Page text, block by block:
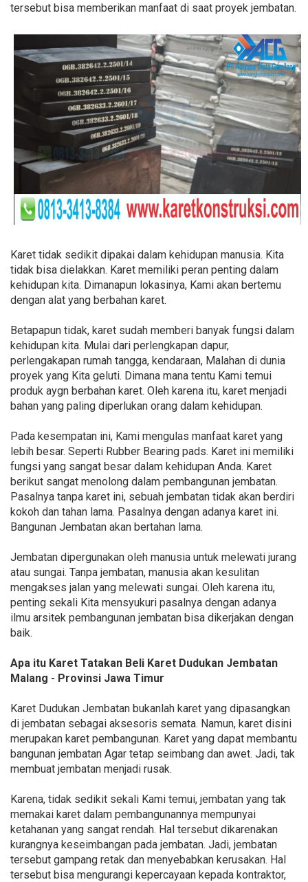
tersebut bisa memberikan manfaat di saat proyek jembatan.
Karet tidak sedikit dipakai dalam kehidupan manusia. Kita
tidak bisa dielakkan. Karet memiliki peran penting dalam
kehidupan kita. Dimanapun lokasinya, Kami akan bertemu
dengan alat yang berbahan karet.
Betapapun tidak, karet sudah memberi banyak fungsi dalam
kehidupan kita. Mulai dari perlengkapan dapur,
perlengakapan rumah tangga, kendaraan, Malahan di dunia
proyek yang Kita geluti. Dimana mana tentu Kami temui
produk aygn berbahan karet. Oleh karena itu, karet menjadi
bahan yang paling diperlukan orang dalam kehidupan.
Pada kesempatan ini, Kami mengulas manfaat karet yang
lebih besar. Seperti Rubber Bearing pads. Karet ini memiliki
fungsi yang sangat besar dalam kehidupan Anda. Karet
berikut sangat menolong dalam pembangunan jembatan.
Pasalnya tanpa karet ini, sebuah jembatan tidak akan berdiri
kokoh dan tahan lama. Pasalnya dengan adanya karet ini.
Bangunan Jembatan akan bertahan lama.
Jembatan dipergunakan oleh manusia untuk melewati jurang
atau sungai. Tanpa jembatan, manusia akan kesulitan
mengakses jalan yang melewati sungai. Oleh karena itu,
penting sekali Kita mensyukuri pasalnya dengan adanya
ilmu arsitek pembangunan jembatan bisa dikerjakan dengan
baik.
Apa itu Karet Tatakan Beli Karet Dudukan Jembatan
Malang - Provinsi Jawa Timur
Karet Dudukan Jembatan bukanlah karet yang dipasangkan
di jembatan sebagai aksesoris semata. Namun, karet disini
merupakan karet pembangunan. Karet yang dapat membantu
bangunan jembatan Agar tetap seimbang dan awet. Jadi, tak
membuat jembatan menjadi rusak.
Karena, tidak sedikit sekali Kami temui, jembatan yang tak
memakai karet dalam pembangunannya mempunyai
ketahanan yang sangat rendah. Hal tersebut dikarenakan
kurangnya keseimbangan pada jembatan. Jadi, jembatan
tersebut gampang retak dan menyebabkan kerusakan. Hal
tersebut bisa mengurangi kepercayaan kepada kontraktor,